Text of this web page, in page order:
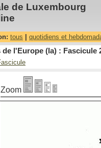
de Luxembourg
tous quotidiens et
l'Europe (la) : Fascicule
Zoom